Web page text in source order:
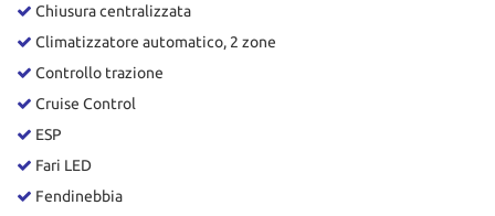
Chiusura centralizzata
Climatizzatore automatico, 2 zone
Controllo trazione
Cruise Control
ESP
Fari LED
Fendinebbia